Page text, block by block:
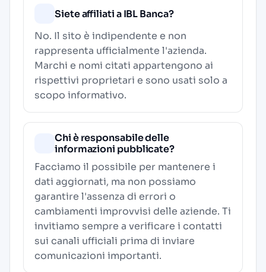
Siete affiliati a IBL Banca?
No. Il sito è indipendente e non
rappresenta ufficialmente l'azienda.
Marchi e nomi citati appartengono ai
rispettivi proprietari e sono usati solo a
scopo informativo.
Chi è responsabile delle
informazioni pubblicate?
Facciamo il possibile per mantenere i
dati aggiornati, ma non possiamo
garantire l'assenza di errori o
cambiamenti improvvisi delle aziende. Ti
invitiamo sempre a verificare i contatti
sui canali ufficiali prima di inviare
comunicazioni importanti.